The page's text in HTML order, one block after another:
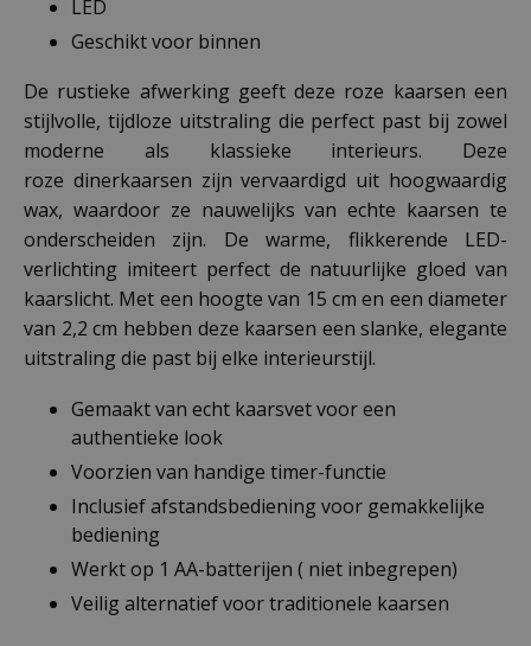
LED
Geschikt voor binnen
De rustieke afwerking geeft deze roze kaarsen een
stijlvolle, tijdloze uitstraling die perfect past bij zowel
moderne als klassieke interieurs. Deze
roze dinerkaarsen zijn vervaardigd uit hoogwaardig
wax, waardoor ze nauwelijks van echte kaarsen te
onderscheiden zijn. De warme, flikkerende LED-
verlichting imiteert perfect de natuurlijke gloed van
kaarslicht. Met een hoogte van 15 cm en een diameter
van 2,2 cm hebben deze kaarsen een slanke, elegante
uitstraling die past bij elke interieurstijl.
Gemaakt van echt kaarsvet voor een
authentieke look
Voorzien van handige timer-functie
Inclusief afstandsbediening voor gemakkelijke
bediening
Werkt op 1 AA-batterijen ( niet inbegrepen)
Veilig alternatief voor traditionele kaarsen